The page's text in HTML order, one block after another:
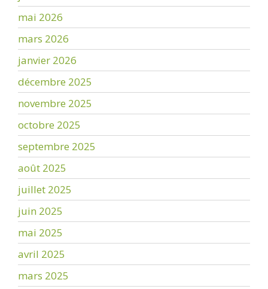
mai 2026
mars 2026
janvier 2026
décembre 2025
novembre 2025
octobre 2025
septembre 2025
août 2025
juillet 2025
juin 2025
mai 2025
avril 2025
mars 2025